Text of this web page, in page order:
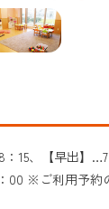
：15、【早出】
00 ※ご利用予約